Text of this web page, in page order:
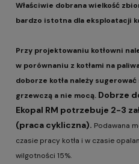
Właściwie dobrana wielkość
bardzo istotna dla eksploatacji
Przy projektowaniu kotłowni
w porównaniu z kotłami na
doborze kotła należy
grzewczą a nie mocą. Dobrze
Ekopal RM potrzebuje 2-3
(praca cykliczna). Podawana
czasie pracy kotła i w czasie
wilgotności 15%.